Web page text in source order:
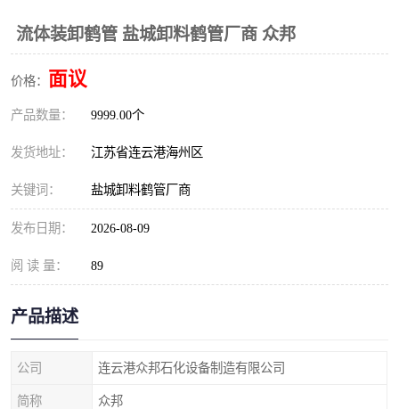
流体装卸鹤管 盐城卸料鹤管厂商 众邦
价格： 面议
产品数量： 9999.00个
发货地址： 江苏省连云港海州区
关键词： 盐城卸料鹤管厂商
发布日期： 2026-08-09
阅 读 量： 89
产品描述
公司 连云港众邦石化设备制造有限公司
简称 众邦